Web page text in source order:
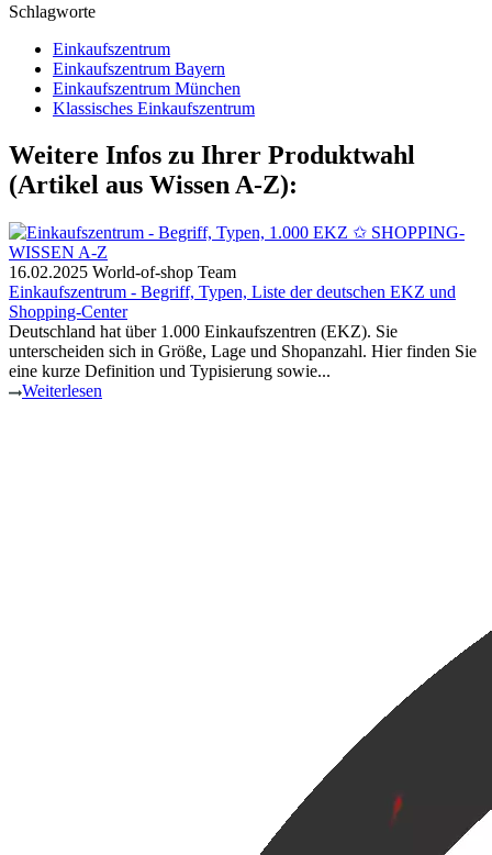
Schlagworte
Einkaufszentrum
Einkaufszentrum Bayern
Einkaufszentrum München
Klassisches Einkaufszentrum
Weitere Infos zu Ihrer Produktwahl
(Artikel aus Wissen A-Z):
16.02.2025 World-of-shop Team
Einkaufszentrum - Begriff, Typen, Liste der deutschen EKZ und
Shopping-Center
Deutschland hat über 1.000 Einkaufszentren (EKZ). Sie
unterscheiden sich in Größe, Lage und Shopanzahl. Hier finden Sie
eine kurze Definition und Typisierung sowie...
Weiterlesen